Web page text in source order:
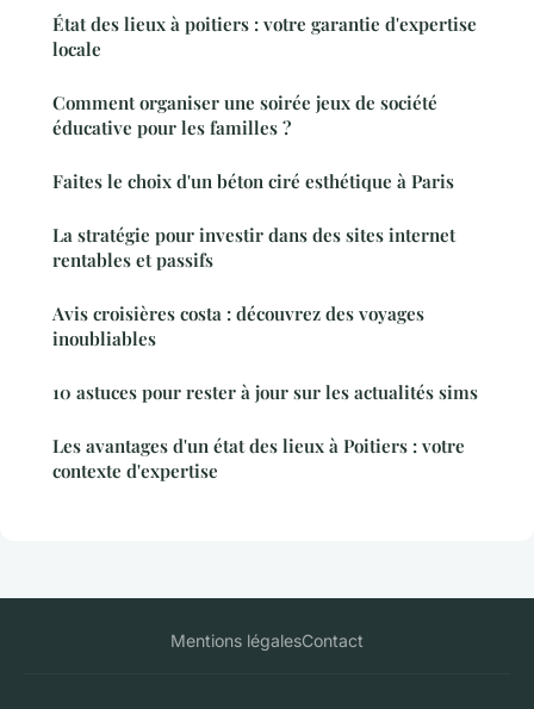
État des lieux à poitiers : votre garantie d'expertise
locale
Comment organiser une soirée jeux de société
éducative pour les familles ?
Faites le choix d'un béton ciré esthétique à Paris
La stratégie pour investir dans des sites internet
rentables et passifs
Avis croisières costa : découvrez des voyages
inoubliables
10 astuces pour rester à jour sur les actualités sims
Les avantages d'un état des lieux à Poitiers : votre
contexte d'expertise
Mentions légalesContact